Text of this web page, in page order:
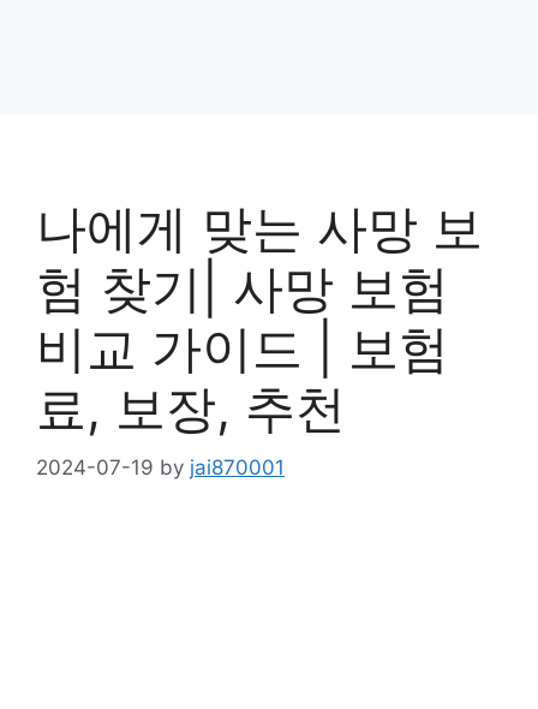
나에게 맞는 사망 보
험 찾기| 사망 보험
비교 가이드 | 보험
료, 보장, 추천
2024-07-19 by jai870001